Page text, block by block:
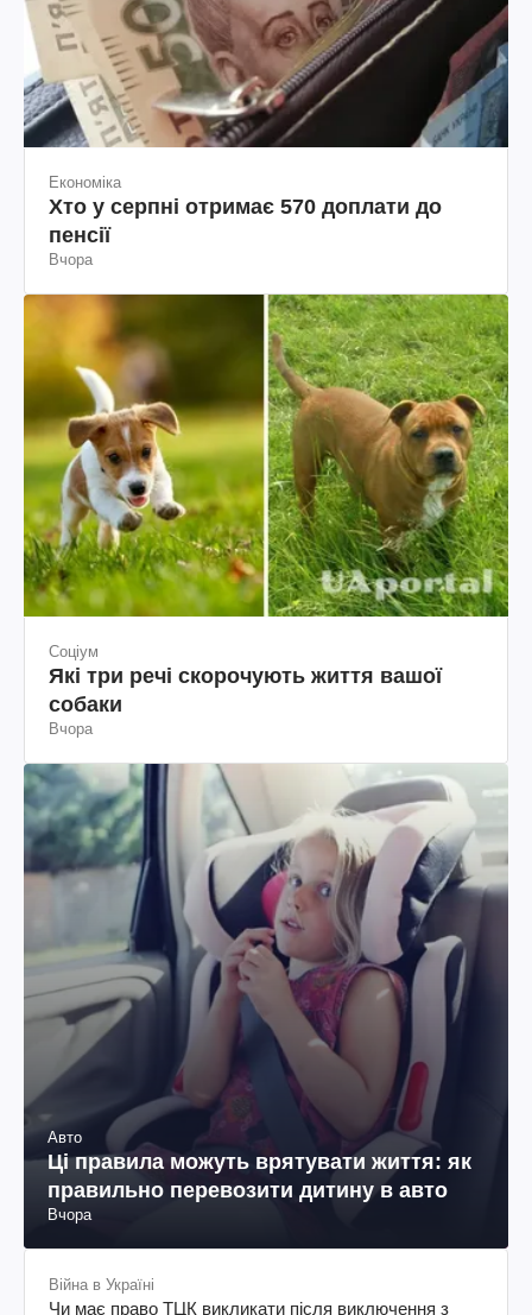
Економіка
Хто у серпні отримає 570 доплати до
пенсії
Вчора
Соціум
Які три речі скорочують життя вашої
собаки
Вчора
Авто
Ці правила можуть врятувати життя: як
правильно перевозити дитину в авто
Вчора
Війна в Україні
Чи має право ТЦК викликати після виключення з